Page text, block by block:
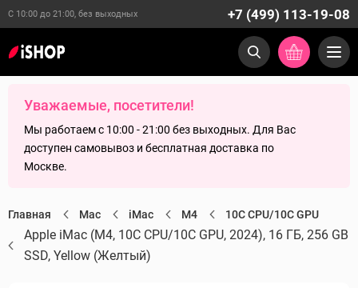
С 10:00 до 21:00, без выходных +7 (499) 113-19-08
Уважаемые, посетители!
Мы работаем с 10:00 - 21:00 без выходных. Для Вас
доступен самовывоз и бесплатная доставка по
Москве.
Главная Mac iMac M4 10C CPU/10C GPU
Apple iMac (M4, 10C CPU/10C GPU, 2024), 16 ГБ, 256 GB
SSD, Yellow (Желтый)